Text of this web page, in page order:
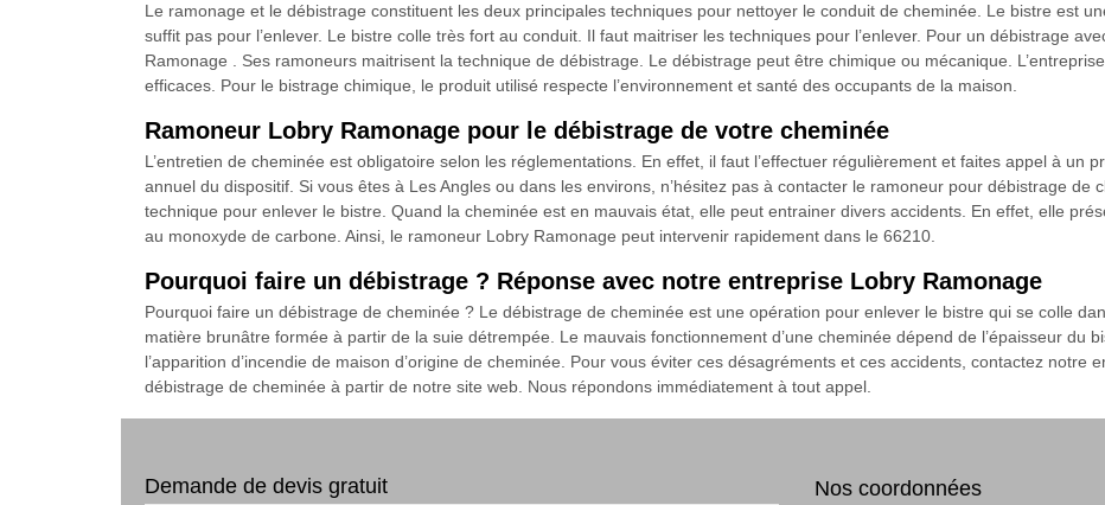
Le ramonage et le débistrage constituent les deux principales techniques pour nettoyer le conduit de cheminée. Le bistre est
suffit pas pour l’enlever. Le bistre colle très fort au conduit. Il faut maitriser les techniques pour l’enlever. Pour un débistrage
Ramonage . Ses ramoneurs maitrisent la technique de débistrage. Le débistrage peut être chimique ou mécanique.
efficaces. Pour le bistrage chimique, le produit utilisé respecte l’environnement et santé des occupants de la maison.
Ramoneur Lobry Ramonage pour le débistrage de votre cheminée
L’entretien de cheminée est obligatoire selon les réglementations. En effet, il faut l’effectuer régulièrement et faites appel à un
annuel du dispositif. Si vous êtes à Les Angles ou dans les environs, n’hésitez pas à contacter le ramoneur pour débistrage de
technique pour enlever le bistre. Quand la cheminée est en mauvais état, elle peut entrainer divers accidents. En effet, elle
au monoxyde de carbone. Ainsi, le ramoneur Lobry Ramonage peut intervenir rapidement dans le 66210.
Pourquoi faire un débistrage ? Réponse avec notre entreprise Lobry Ramonage
Pourquoi faire un débistrage de cheminée ? Le débistrage de cheminée est une opération pour enlever le bistre qui se colle
matière brunâtre formée à partir de la suie détrempée. Le mauvais fonctionnement d’une cheminée dépend de l’épaisseur du
l’apparition d’incendie de maison d’origine de cheminée. Pour vous éviter ces désagréments et ces accidents, contactez notre
débistrage de cheminée à partir de notre site web. Nous répondons immédiatement à tout appel.
Demande de devis gratuit Nos coordonnées